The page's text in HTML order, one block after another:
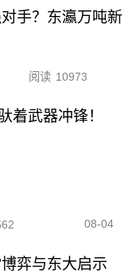
手？东瀛万吨新
阅读 10973
着武器冲锋！
08-04
弈与东大启示